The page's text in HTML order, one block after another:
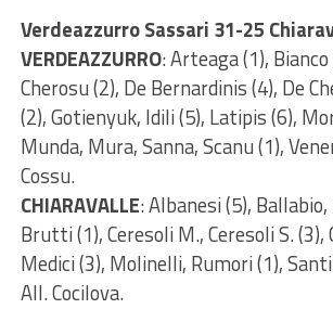
Verdeazzurro Sassari 31-25
VERDEAZZURRO: Arteaga (1), Bianco
Cherosu (2), De Bernardinis (4), De
(2), Gotienyuk, Idili (5), Latipis (6),
Munda, Mura, Sanna, Scanu (1),
Cossu.
CHIARAVALLE: Albanesi (5),
Brutti (1), Ceresoli M., Ceresoli S. (3),
Medici (3), Molinelli, Rumori (1),
All. Cocilova.